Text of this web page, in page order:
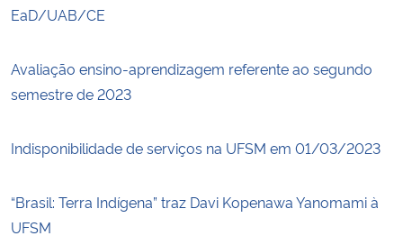
EaD/UAB/CE
Avaliação ensino-aprendizagem referente ao segundo
semestre de 2023
Indisponibilidade de serviços na UFSM em 01/03/2023
“Brasil: Terra Indígena” traz Davi Kopenawa Yanomami à
UFSM